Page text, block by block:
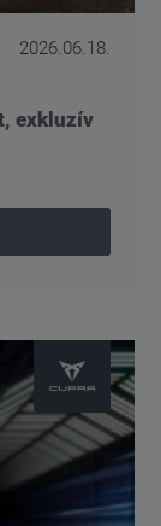
2026.06.18.
exkluzív